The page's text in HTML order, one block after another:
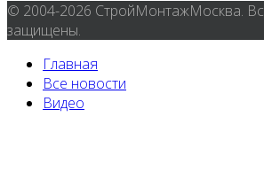
© 2004-2026 СтройМонтажМосква.
защищены.
Главная
Все новости
Видео